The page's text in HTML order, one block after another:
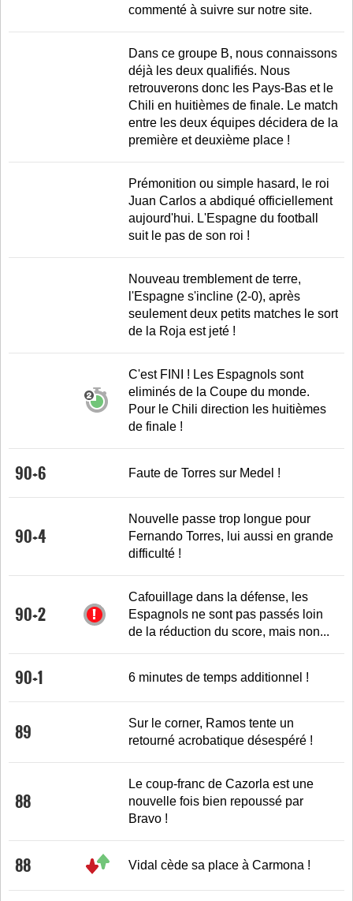
commenté à suivre sur notre site.
Dans ce groupe B, nous connaissons
déjà les deux qualifiés. Nous
retrouverons donc les Pays-Bas et le
Chili en huitièmes de finale. Le match
entre les deux équipes décidera de la
première et deuxième place !
Prémonition ou simple hasard, le roi
Juan Carlos a abdiqué officiellement
aujourd'hui. L'Espagne du football
suit le pas de son roi !
Nouveau tremblement de terre,
l'Espagne s'incline (2-0), après
seulement deux petits matches le sort
de la Roja est jeté !
C'est FINI ! Les Espagnols sont
eliminés de la Coupe du monde.
Pour le Chili direction les huitièmes
de finale !
90+6 Faute de Torres sur Medel !
90+4
Nouvelle passe trop longue pour
Fernando Torres, lui aussi en grande
difficulté !
90+2
Cafouillage dans la défense, les
Espagnols ne sont pas passés loin
de la réduction du score, mais non...
90+1 6 minutes de temps additionnel !
89
Sur le corner, Ramos tente un
retourné acrobatique désespéré !
88
Le coup-franc de Cazorla est une
nouvelle fois bien repoussé par
Bravo !
88 Vidal cède sa place à Carmona !